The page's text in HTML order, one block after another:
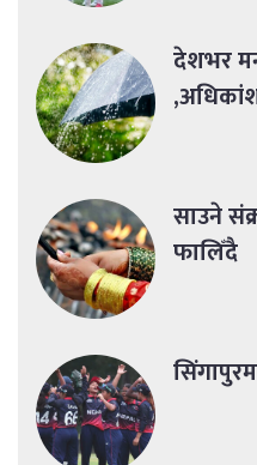
देशभर
साउने
फालिँदै